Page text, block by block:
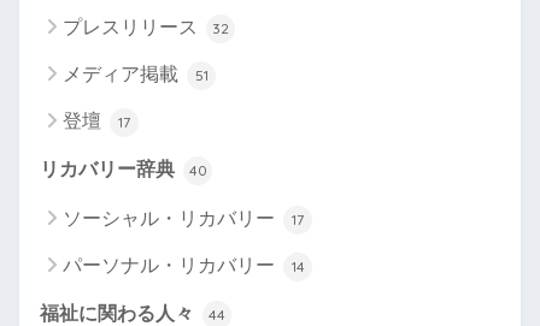
プレスリリース 32
メディア掲載 51
登壇 17
リカバリー辞典 40
ソーシャル・リカバリー 17
パーソナル・リカバリー 14
福祉に関わる人々 44